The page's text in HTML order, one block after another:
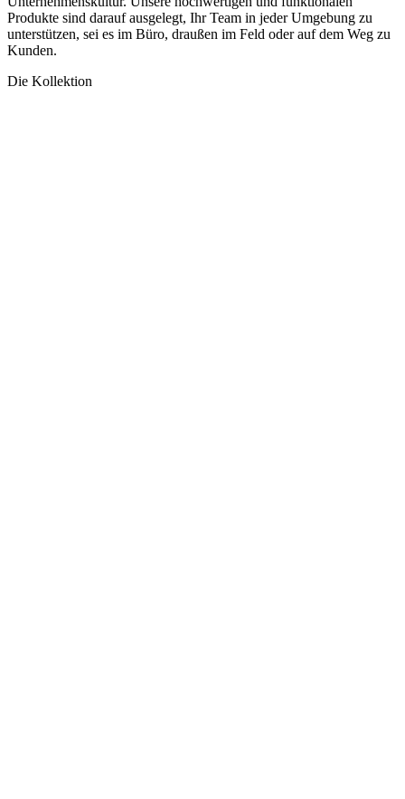
Produkte sind darauf ausgelegt, Ihr Team in jeder Umgebung zu
unterstützen, sei es im Büro, draußen im Feld oder auf dem Weg zu
Kunden.
Die Kollektion